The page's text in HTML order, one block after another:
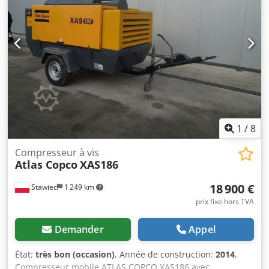
im Ennstal.
Plage de pression de fonctionnement : 5 à 14 bar Système
de contrôle du compresseur, régulation flexible de la
pression et du débit : PACE Marque et modèle du moteur :
John Deere / 4045HI551 Préparation de l’air comprimé,
comprenant : refroidisseur d’air comprimé, séparateur
d’eau et filtre PD Niveau d’émissions : Étape V Nombre de
cylindres : 4
1 /8
Stawiec 1 249 km
Compresseur à vis
Atlas CopcoXAS186
18 900 €
prix fixe hors TVA
Demander Appel
État: très bon (occasion), Année de construction: 2014,